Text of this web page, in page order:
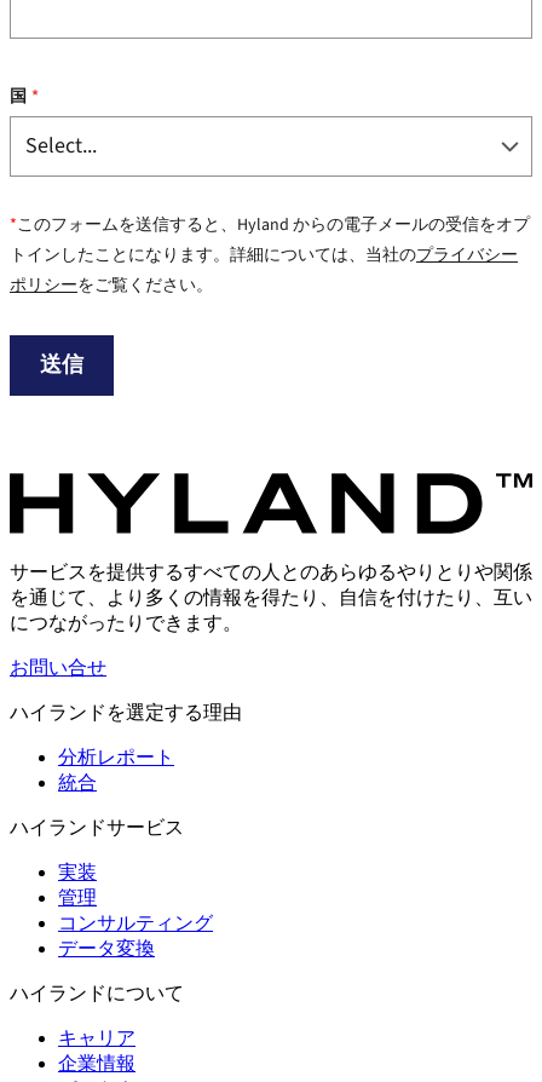
*
国
*このフォームを送信すると、Hyland からの電子メールの受信をオプ
トインしたことになります。詳細については、当社のプライバシー
ポリシーをご覧ください。
送信
サービスを提供するすべての人とのあらゆるやりとりや関係
を通じて、より多くの情報を得たり、自信を付けたり、互い
につながったりできます。
お問い合せ
ハイランドを選定する理由
分析レポート
統合
ハイランドサービス
実装
管理
コンサルティング
データ変換
ハイランドについて
キャリア
企業情報